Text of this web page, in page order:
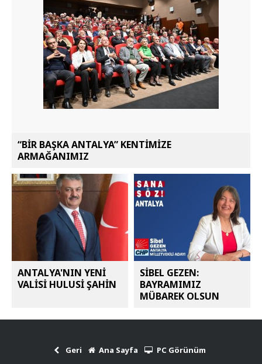
“BİR BAŞKA ANTALYA” KENTİMİZE
ARMAĞANIMIZ
ANTALYA'NIN YENİ
VALİSİ HULUSİ ŞAHİN
SİBEL GEZEN:
BAYRAMIMIZ
MÜBAREK OLSUN
Geri Ana Sayfa PC Görünüm